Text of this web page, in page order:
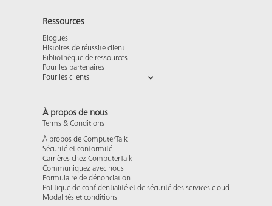
Ressources
Blogues
Histoires de réussite client
Bibliothèque de ressources
Pour les partenaires
Pour les clients
À propos de nous
Terms & Conditions
À propos de ComputerTalk
Sécurité et conformité
Carrières chez ComputerTalk
Communiquez avec nous
Formulaire de dénonciation
Politique de confidentialité et de sécurité des services cloud
Modalités et conditions